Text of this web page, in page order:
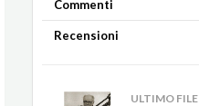
Commenti
Recensioni
ULTIMO FILE